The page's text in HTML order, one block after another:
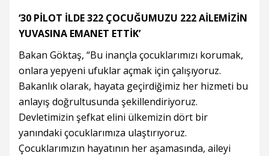
‘30 PİLOT İLDE 322 ÇOCUĞUMUZU 222 AİLEMİZİN
YUVASINA EMANET ETTİK’
Bakan Göktaş, “Bu inançla çocuklarımızı korumak,
onlara yepyeni ufuklar açmak için çalışıyoruz.
Bakanlık olarak, hayata geçirdiğimiz her hizmeti bu
anlayış doğrultusunda şekillendiriyoruz.
Devletimizin şefkat elini ülkemizin dört bir
yanındaki çocuklarımıza ulaştırıyoruz.
Çocuklarımızın hayatının her aşamasında, aileyi